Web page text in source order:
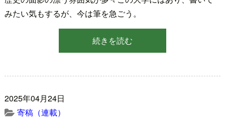
みたい気もするが、今は筆を急ごう。
続きを読む
2025年04月24日
寄稿（連載）